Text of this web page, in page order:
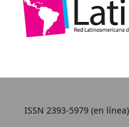
ISSN 2393-5979 (en